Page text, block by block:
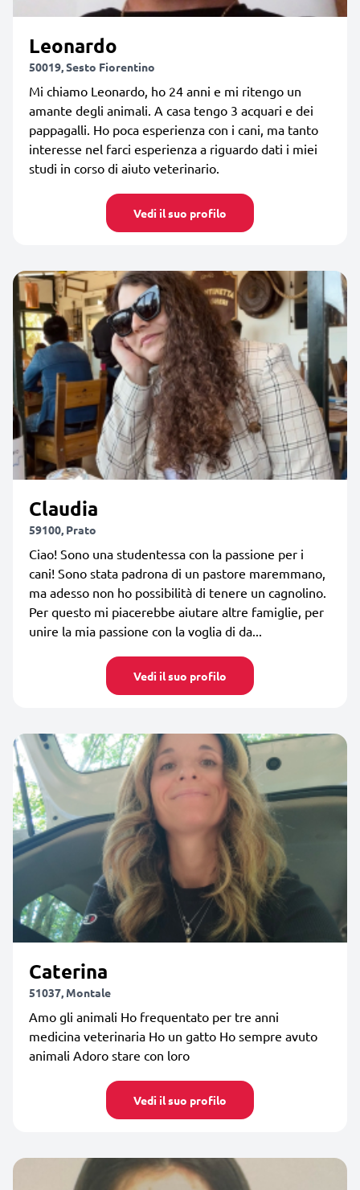
Leonardo
50019, Sesto Fiorentino
Mi chiamo Leonardo, ho 24 anni e mi ritengo un
amante degli animali. A casa tengo 3 acquari e dei
pappagalli. Ho poca esperienza con i cani, ma tanto
interesse nel farci esperienza a riguardo dati i miei
studi in corso di aiuto veterinario.
Vedi il suo profilo
Claudia
59100, Prato
Ciao! Sono una studentessa con la passione per i
cani! Sono stata padrona di un pastore maremmano,
ma adesso non ho possibilità di tenere un cagnolino.
Per questo mi piacerebbe aiutare altre famiglie, per
unire la mia passione con la voglia di da...
Vedi il suo profilo
Caterina
51037, Montale
Amo gli animali Ho frequentato per tre anni
medicina veterinaria Ho un gatto Ho sempre avuto
animali Adoro stare con loro
Vedi il suo profilo